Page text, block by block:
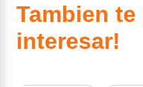
Tambien te
interesar!